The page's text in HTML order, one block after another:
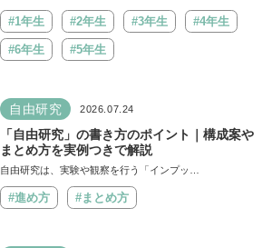
#1年生 #2年生 #3年生 #4年生
#6年生 #5年生
自由研究 2026.07.24
「自由研究」の書き方のポイント｜構成案や
まとめ方を実例つきで解説
自由研究は、実験や観察を行う「インプッ…
#進め方 #まとめ方